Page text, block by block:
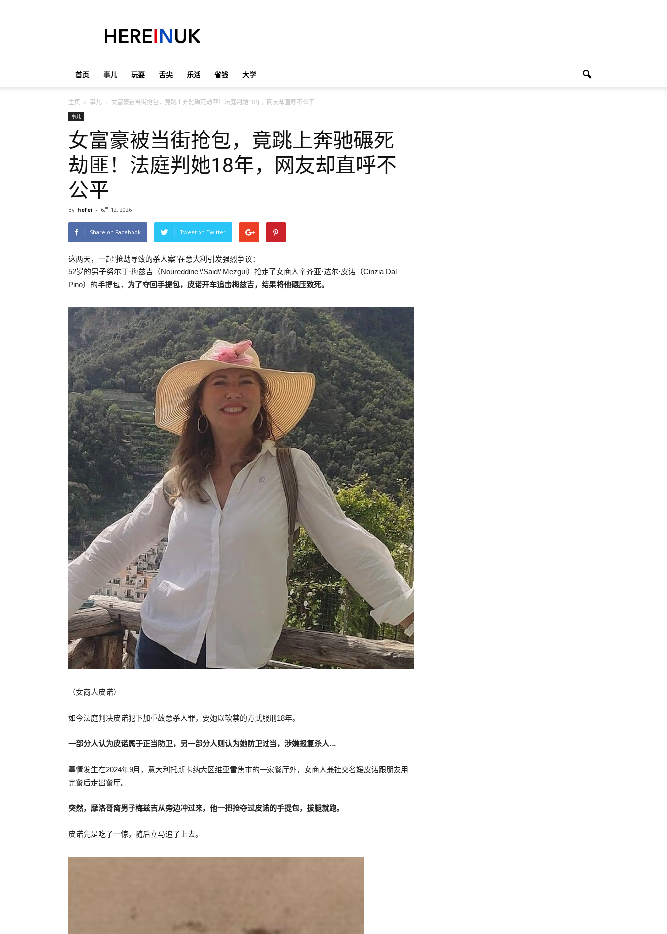
首页 事儿 玩耍 舌尖 乐活 省钱 大学
主页 事儿 女富豪被当街抢包，竟跳上奔驰碾死劫匪！法庭判她18年，网友却直呼不公平
事儿
女富豪被当街抢包，竟跳上奔驰碾死
劫匪！法庭判她18年，网友却直呼不
公平
By hefei - 6月 12, 2026
Share on Facebook Tweet on Twitter
这两天，一起“抢劫导致的杀人案”在意大利引发强烈争议：
52岁的男子努尔丁·梅兹吉（Noureddine \’Said\’ Mezgui）抢走了女商人辛齐亚·达尔·皮诺（Cinzia Dal
Pino）的手提包， 为了夺回手提包，皮诺开车追击梅兹吉，结果将他碾压致死。
（女商人皮诺）
如今法庭判决皮诺犯下加重故意杀人罪，要她以软禁的方式服刑18年。
一部分人认为皮诺属于正当防卫，另一部分人则认为她防卫过当，涉嫌报复杀人…
事情发生在2024年9月，意大利托斯卡纳大区维亚雷焦市的一家餐厅外，女商人兼社交名媛皮诺跟朋友用
完餐后走出餐厅。
突然，摩洛哥裔男子梅兹吉从旁边冲过来，他一把抢夺过皮诺的手提包，拔腿就跑。
皮诺先是吃了一惊，随后立马追了上去。